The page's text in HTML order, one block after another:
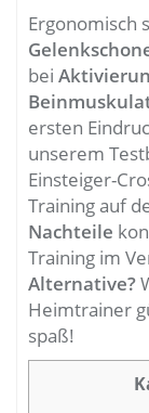
Ergonomisch
bei
ersten
unserem
Einsteiger-
Training auf
Nachteile
Training im
Alternative?
Heimtrainer
spaß!